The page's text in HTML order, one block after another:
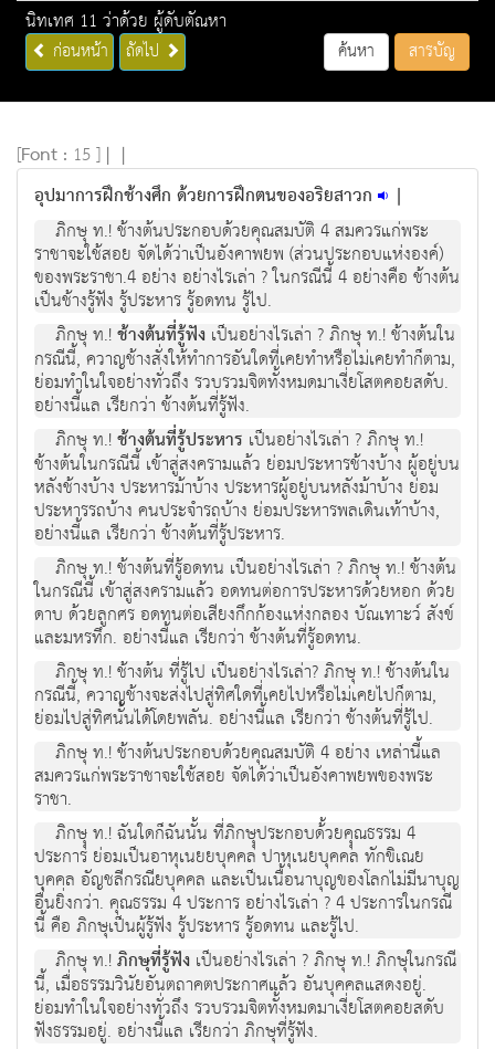
นิทเทศ 11 ว่าด้วย ผู้ดับตัณหา
ก่อนหน้า ถัดไป ค้นหา สารบัญ
[Font : 15 ] | |
อุปมาการฝึกช้างศึก ด้วยการฝึกตนของอริยสาวก |
ภิกษุ ท.! ช้างต้นประกอบด้วยคุณสมบัติ 4 สมควรแก่พระ
ราชาจะใช้สอย จัดได้ว่าเป็นอังคาพยพ (ส่วนประกอบแห่งองค์)
ของพระราชา.4 อย่าง อย่างไรเล่า ? ในกรณีนี้ 4 อย่างคือ ช้างต้น
เป็นช้างรู้ฟัง รู้ประหาร รู้อดทน รู้ไป.
ภิกษุ ท.!ช้างต้นที่รู้ฟัง เป็นอย่างไรเล่า ? ภิกษุ ท.! ช้างต้นใน
กรณีนี้, ควาญช้างสั่งให้ทำการอันใดที่เคยทำหรือไม่เคยทำก็ตาม,
ย่อมทำในใจอย่างทั่วถึง รวบรวมจิตทั้งหมดมาเงี่ยโสตคอยสดับ.
อย่างนี้แล เรียกว่า ช้างต้นที่รู้ฟัง.
ภิกษุ ท.!ช้างต้นที่รู้ประหาร เป็นอย่างไรเล่า ? ภิกษุ ท.!
ช้างต้นในกรณีนี้ เข้าสู่สงครามแล้ว ย่อมประหารช้างบ้าง ผู้อยู่บน
หลังช้างบ้าง ประหารม้าบ้าง ประหารผู้อยู่บนหลังม้าบ้าง ย่อม
ประหารรถบ้าง คนประจำรถบ้าง ย่อมประหารพลเดินเท้าบ้าง,
อย่างนี้แล เรียกว่า ช้างต้นที่รู้ประหาร.
ภิกษุ ท.! ช้างต้นที่รู้อดทน เป็นอย่างไรเล่า ? ภิกษุ ท.! ช้างต้น
ในกรณีนี้ เข้าสู่สงครามแล้ว อดทนต่อการประหารด้วยหอก ด้วย
ดาบ ด้วยลูกศร อดทนต่อเสียงกึกก้องแห่งกลอง บัณเทาะว์ สังข์
และมหรทึก. อย่างนี้แล เรียกว่า ช้างต้นที่รู้อดทน.
ภิกษุ ท.! ช้างต้น ที่รู้ไป เป็นอย่างไรเล่า? ภิกษุ ท.! ช้างต้นใน
กรณีนี้, ควาญช้างจะส่งไปสู่ทิศใดที่เคยไปหรือไม่เคยไปก็ตาม,
ย่อมไปสู่ทิศนั้นได้โดยพลัน. อย่างนี้แล เรียกว่า ช้างต้นที่รู้ไป.
ภิกษุ ท.! ช้างต้นประกอบด้วยคุณสมบัติ 4 อย่าง เหล่านี้แล
สมควรแก่พระราชาจะใช้สอย จัดได้ว่าเป็นอังคาพยพของพระ
ราชา.
ภิกษุุ ท.! ฉันใดก็ฉันนั้น ที่ภิกษุุประกอบด้้วยคุุณธรรม 4
ประการ ย่อมเป็นอาหุเนยยบุคคล ปาหุเนยบุคคล ทักขิเณย
บุคคล อัญชลีกรณียบุคคล และเป็นเนื้อนาบุญของโลกไม่มีนาบุญ
อื่นยิ่งกว่า. คุณธรรม 4 ประการ อย่างไรเล่า ? 4 ประการในกรณี
นี้ คือ ภิกษุเป็นผู้รู้ฟัง รู้ประหาร รู้อดทน และรู้ไป.
ภิกษุ ท.!ภิกษุที่รู้ฟัง เป็นอย่างไรเล่า ? ภิกษุ ท.! ภิกษุในกรณี
นี้, เมื่อธรรมวินัยอันตถาคตประกาศแล้ว อันบุคคลแสดงอยู่.
ย่อมทำในใจอย่างทั่วถึง รวบรวมจิตทั้งหมดมาเงี่ยโสตคอยสดับ
ฟังธรรมอยู่. อย่างนี้แล เรียกว่า ภิกษุที่รู้ฟัง.